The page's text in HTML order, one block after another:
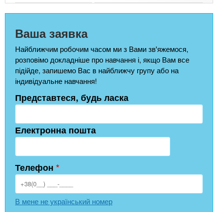
Ваша заявка
Найближчим робочим часом ми з Вами зв'яжемося,
розповімо докладніше про навчання і, якщо Вам все
підійде, запишемо Вас в найближчу групу або на
індивідуальне навчання!
Представтеся, будь ласка
Електронна пошта
Телефон *
В мене не український номер